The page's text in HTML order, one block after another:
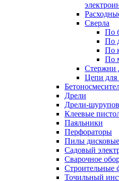
Сверла
По
По
По
По
Стержни
Цепи для
Дрели
Дрели-
Клеевые
Паяльники
Перфораторы
Пилы
Садовый
Сварочное
Строительные
Точильный